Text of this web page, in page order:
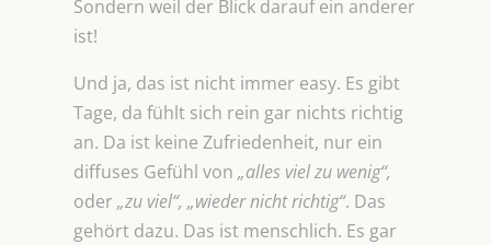
Sondern weil der Blick darauf ein anderer
ist!
Und ja, das ist nicht immer easy. Es gibt
Tage, da fühlt sich rein gar nichts richtig
an. Da ist keine Zufriedenheit, nur ein
diffuses Gefühl von„alles viel zu wenig“,
oder„zu viel“, „wieder nicht richtig“. Das
gehört dazu. Das ist menschlich. Es gar